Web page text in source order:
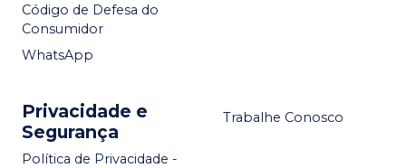
Código de Defesa do
Consumidor
WhatsApp
Privacidade e
Segurança
Política de Privacidade -
Trabalhe Conosco